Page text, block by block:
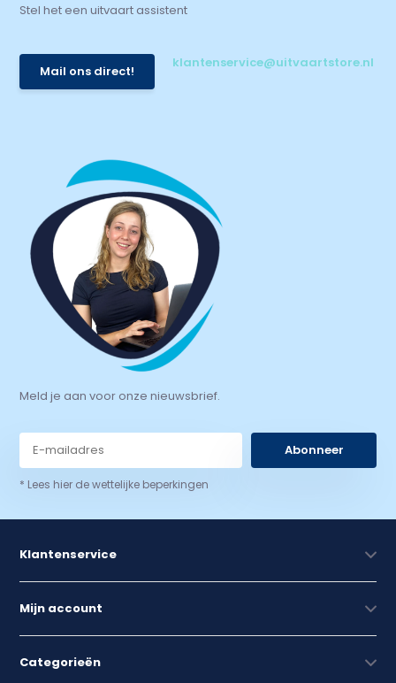
Stel het een uitvaart assistent
Mail ons direct!
klantenservice@uitvaartstore.nl
Meld je aan voor onze nieuwsbrief.
Abonneer
* Lees hier de wettelijke beperkingen
Klantenservice
Mijn account
Categorieën